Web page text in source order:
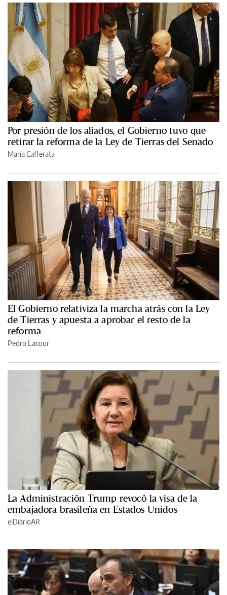
Por presión de los aliados, el Gobierno tuvo que
retirar la reforma de la Ley de Tierras del Senado
María Cafferata
El Gobierno relativiza la marcha atrás con la Ley
de Tierras y apuesta a aprobar el resto de la
reforma
Pedro Lacour
La Administración Trump revocó la visa de la
embajadora brasileña en Estados Unidos
elDiarioAR